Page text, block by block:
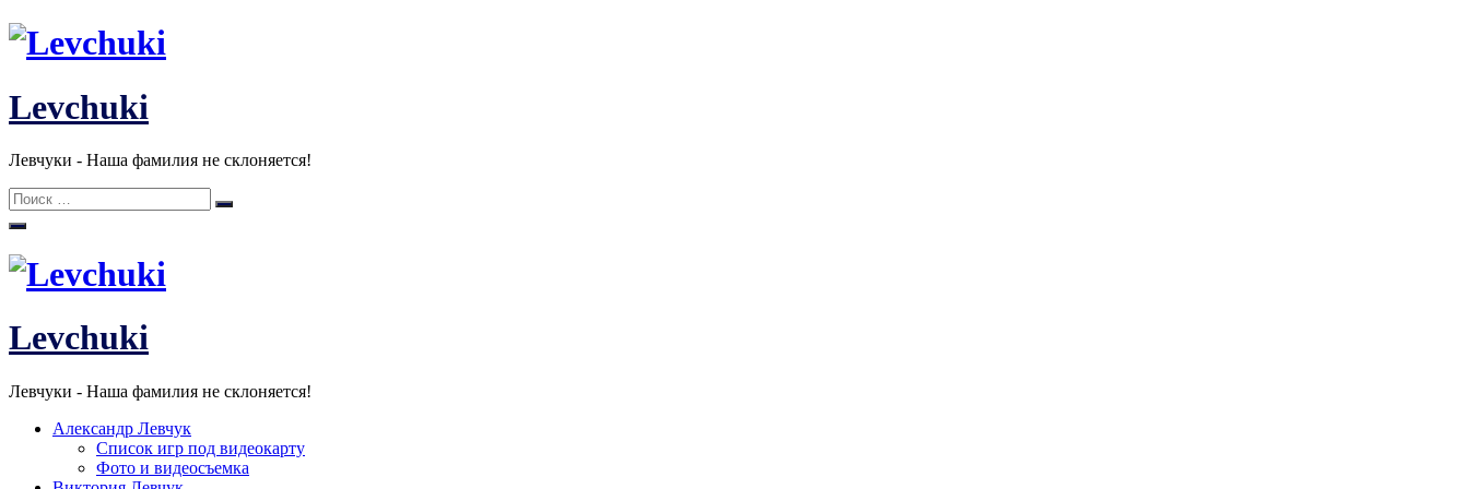
Перейти
Levchuki
Левчуки - Наша фамилия не склоняется!
Поиск:
Поиск
Levchuki
Левчуки - Наша фамилия не склоняется!
Александр Левчук
Список игр под видеокарту
Фото и видеосъемка